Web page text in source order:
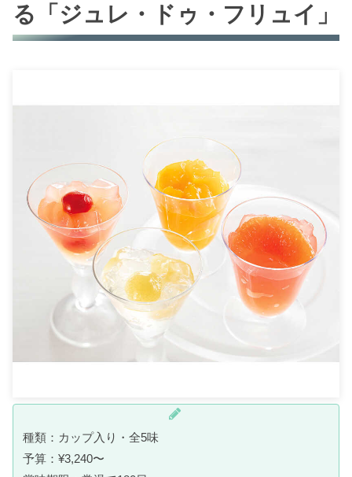
る「ジュレ・ドゥ・フリュイ」
種類：カップ入り・全5味
予算：¥3,240〜